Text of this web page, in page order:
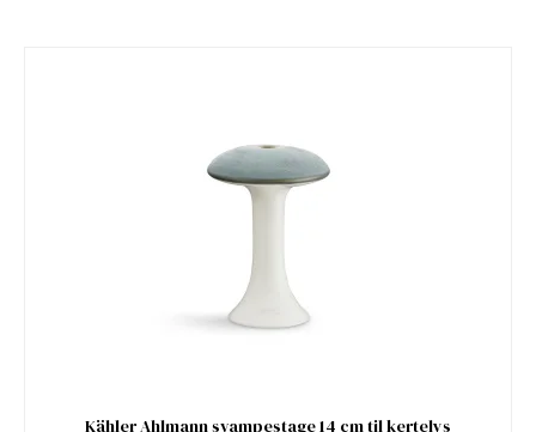
Kähler Ahlmann svampestage 14 cm til kertelys